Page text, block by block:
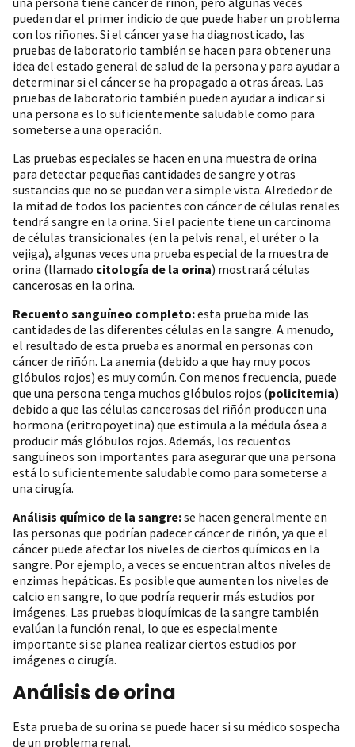
pueden dar el primer indicio de que puede haber un problema
con los riñones. Si el cáncer ya se ha diagnosticado, las
pruebas de laboratorio también se hacen para obtener una
idea del estado general de salud de la persona y para ayudar a
determinar si el cáncer se ha propagado a otras áreas. Las
pruebas de laboratorio también pueden ayudar a indicar si
una persona es lo suficientemente saludable como para
someterse a una operación.
Las pruebas especiales se hacen en una muestra de orina
para detectar pequeñas cantidades de sangre y otras
sustancias que no se puedan ver a simple vista. Alrededor de
la mitad de todos los pacientes con cáncer de células renales
tendrá sangre en la orina. Si el paciente tiene un carcinoma
de células transicionales (en la pelvis renal, el uréter o la
vejiga), algunas veces una prueba especial de la muestra de
orina (llamado citología de la orina) mostrará células
cancerosas en la orina.
Recuento sanguíneo completo:esta prueba mide las
cantidades de las diferentes células en la sangre. A menudo,
el resultado de esta prueba es anormal en personas con
cáncer de riñón. La anemia (debido a que hay muy pocos
glóbulos rojos) es muy común. Con menos frecuencia, puede
que una persona tenga muchos glóbulos rojos (policitemia)
debido a que las células cancerosas del riñón producen una
hormona (eritropoyetina) que estimula a la médula ósea a
producir más glóbulos rojos. Además, los recuentos
sanguíneos son importantes para asegurar que una persona
está lo suficientemente saludable como para someterse a
una cirugía.
Análisis químico de la sangre:se hacen generalmente en
las personas que podrían padecer cáncer de riñón, ya que el
cáncer puede afectar los niveles de ciertos químicos en la
sangre. Por ejemplo, a veces se encuentran altos niveles de
enzimas hepáticas. Es posible que aumenten los niveles de
calcio en sangre, lo que podría requerir más estudios por
imágenes. Las pruebas bioquímicas de la sangre también
evalúan la función renal, lo que es especialmente
importante si se planea realizar ciertos estudios por
imágenes o cirugía.
Análisis de orina
Esta prueba de su orina se puede hacer si su médico sospecha
de un problema renal.